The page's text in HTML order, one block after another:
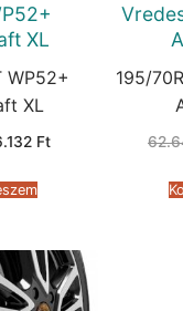
XL
WP52+
XL
Ft.
FtCurrent
195/